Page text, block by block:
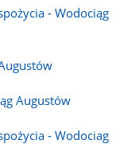
- Wodociąg
Augustów
- Wodociag